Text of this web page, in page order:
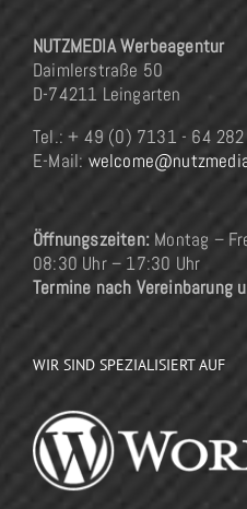
NUTZMEDIA Werbeagentur
Daimlerstraße 50
D-74211 Leingarten
Tel.: + 49 (0) 7131 - 64
E-Mail:
Öffnungszeiten: Montag –
08:30 Uhr – 17:30 Uhr
Termine nach
WIR SIND SPEZIALISIERT AUF